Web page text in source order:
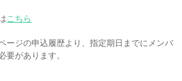
こちら
ージの申込履歴より、指定期日までにメンバ
要があります。